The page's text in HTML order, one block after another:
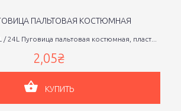
ПАЛЬТОВАЯ КОСТЮМНАЯ
24L Пуговица пальтовая костюмная, пласт...
2,05₴
КУПИТЬ